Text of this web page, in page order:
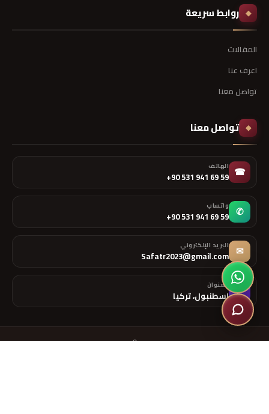
◆ روابط سريعة
المقالات
اعرف عنا
تواصل معنا
◆ تواصل معنا
☎ الهاتف
+90 531 941 69 59
✆ واتساب
+90 531 941 69 59
✉ البريد الإلكتروني
Safatr2023@gmail.com
⌖ العنوان
إسطنبول، تركيا
©